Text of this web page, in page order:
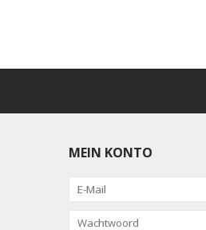
MEIN KONTO